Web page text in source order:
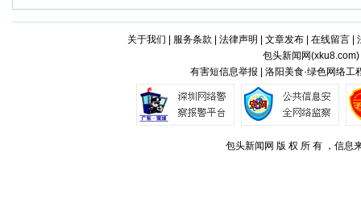
关于我们 服务条款 法律声明 文章发布| 在线留言|
包头新闻网(xku8.com)
有害短信息举报 | 洛阳美食·绿色网络
包头新闻网 版 权 所 有 ，信息